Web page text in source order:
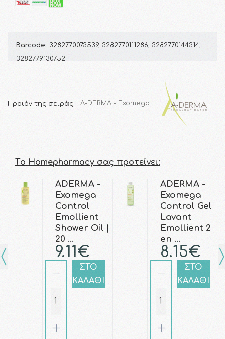
Barcode: 3282770073539, 3282770111286, 3282770144314,
3282779130752
Προϊόν της σειράς A-DERMA - Exomega
Τo Homepharmacy σας προτείνει:
ADERMA -
Exomega
Control
Emollient
Shower Oil |
20 …
9.11€
ΣΤΟ
ΚΑΛΑΘΙ
ADERMA -
Exomega
Control Gel
Lavant
Emollient 2
en …
8.15€
ΣΤΟ
ΚΑΛΑΘΙ